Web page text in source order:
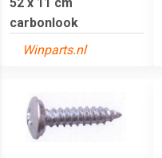
carbonlook
Winparts.nl